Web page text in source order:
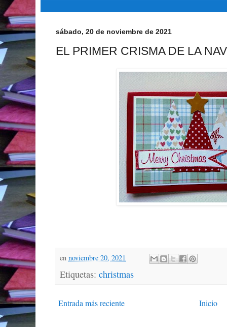
sábado, 20 de noviembre de 2021
EL PRIMER CRISMA DE LA
en noviembre 20, 2021
Etiquetas: christmas
Entrada más reciente Inicio